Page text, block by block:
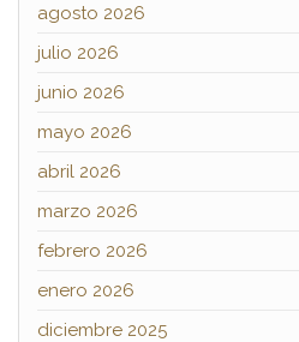
agosto 2026
julio 2026
junio 2026
mayo 2026
abril 2026
marzo 2026
febrero 2026
enero 2026
diciembre 2025